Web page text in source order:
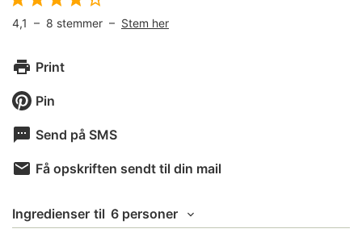
4,1 – 8 stemmer – Stem her
Print
Pin
Send på SMS
Få opskriften sendt til din mail
Ingredienser til 6 personer